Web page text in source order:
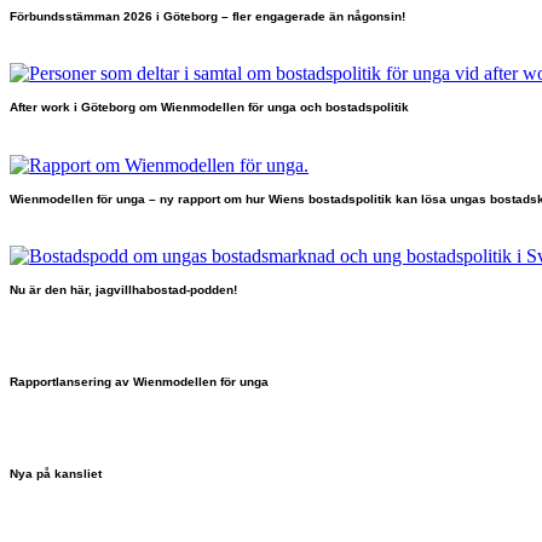
Förbundsstämman 2026 i Göteborg – fler engagerade än någonsin!
After work i Göteborg om Wienmodellen för unga och bostadspolitik
Wienmodellen för unga – ny rapport om hur Wiens bostadspolitik kan lösa ungas
Nu är den här, jagvillhabostad-podden!
Rapportlansering av Wienmodellen för unga
Nya på kansliet